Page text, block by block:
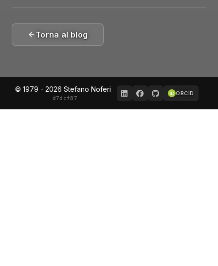
Torna al blog
© 1979 - 2026 Stefano Noferi
d7dcf87
ORCID